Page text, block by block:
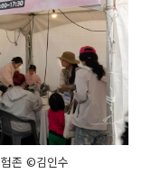
존 ©김인수